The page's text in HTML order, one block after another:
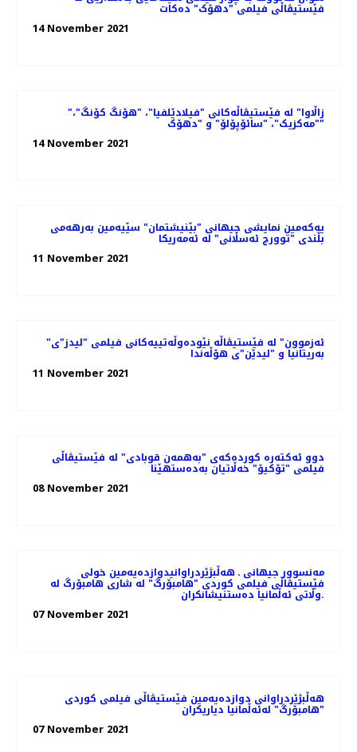
فێستیڤاڵی فیلمی "دهۆک" دەكات
14 November 2021
"زاڵاوا" لە فێستیڤاڵەکانی "فیلادێلفیا"، "هۆنگ کۆنگ"،
"مەکزیک"، "سائۆپۆلۆ" و "دهۆک"
14 November 2021
یەکەمین نمایشی جیهانی "بێنیشتمان" سێیەمین بەرهەمی
بڵندی "توورج ئەسڵانی" لە ئەمەریکا
11 November 2021
"ئەزموون" لە فێستیڤاڵە نێودەوڵەتییەکانی فیلمی "لیدز"ی
بەریتانیا و "لیدێن"ی هۆڵەندا
11 November 2021
دوو ئەکتەرە کوردەکەی "بەهمەن قوبادی" لە فێستیڤاڵی
فیلمی "تۆکیۆ" خەڵاتیان بەدەستهێنا
08 November 2021
مەنسوور جیهانی ـ هه‌ڵبژێردراوانیدوازدەیەمین خولی
فێستیڤاڵی فیلمی کوردی "هامبۆرگ" لە شاری هامبۆرگ لە
وڵاتی ئەڵمانیا ده‌ستنیشانکران.
07 November 2021
هه‌ڵبژێردراوانی دوازدەیەمین فێستیڤاڵی فیلمی کوردی
"هامبۆرگ" لەئەڵمانیا دیاریکران
07 November 2021